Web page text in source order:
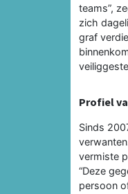
teams”,
zich
graf
Profiel
Sinds
vermiste
“Deze
persoon